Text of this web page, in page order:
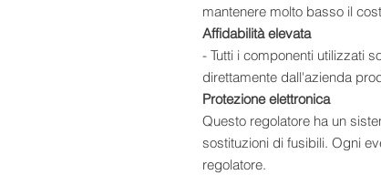
mantenere molto basso il
Affidabilità elevata
- Tutti i componenti utilizzati
direttamente dall'azienda
Protezione elettronica
Questo regolatore ha un
sostituzioni di fusibili. Ogni
regolatore.